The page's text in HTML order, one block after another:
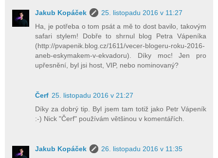
Jakub Kopáček
25. listopadu 2016 v 11:27
Ha, je potřeba o tom psát a mě to dost bavilo, takovým
safari stylem! Dobře to shrnul blog Petra Vápeníka
(http://pvapenik.blog.cz/1611/vecer-blogeru-roku-2016-
aneb-eskymakem-v-ekvadoru). Díky moc! Jen pro
upřesnění, byl jsi host, VIP, nebo nominovaný?
Čerf 25. listopadu 2016 v 21:27
Díky za dobrý tip. Byl jsem tam totiž jako Petr Vápeník
:-) Nick "Čerf" používám většinou v komentářích.
Jakub Kopáček
26. listopadu 2016 v 11:35